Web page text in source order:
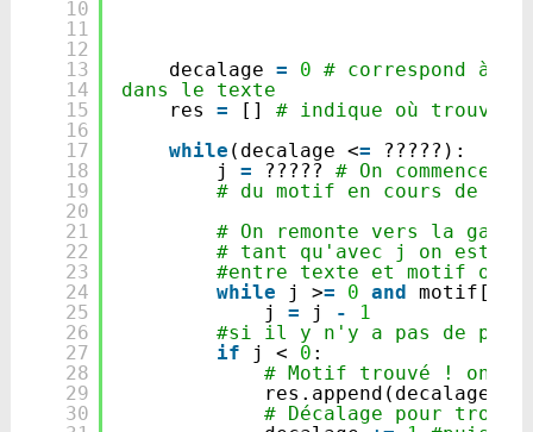
10
11
12
13
14
15
16
17
18
19
20
21
22
23
24
25
26
27
28
29
30
decalage = 0 # correspond à
dans le texte
res = [] # indique où trouver
while (decalage <=
?????):
j = ????? # On
# du motif en cours de
# On remonte vers la
# tant qu'avec j on est
#entre texte et motif on
while
j >= 0 and motif[j]
j = j -
1
#si il y n'y a pas de
if
j < 0 :
# Motif trouvé ! on
res.append(decalage)
# Décalage pour